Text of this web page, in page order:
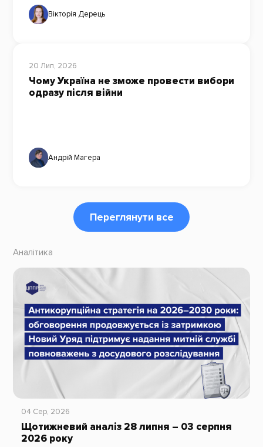
Вікторія Дерець
20 Лип, 2026
Чому Україна не зможе провести вибори
одразу після війни
Андрій Магера
Переглянути все
Аналітика
04 Сер, 2026
Щотижневий аналіз 28 липня – 03 серпня
2026 року